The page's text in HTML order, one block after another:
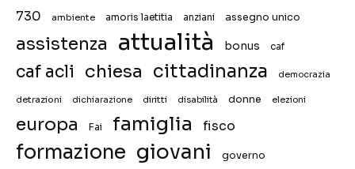
730 ambiente amoris laetitia anziani assegno unico
assistenza attualità bonus caf
caf acli chiesa cittadinanza democrazia
detrazioni dichiarazione diritti disabilità donne elezioni
europa Fai famiglia fisco
formazione giovani governo